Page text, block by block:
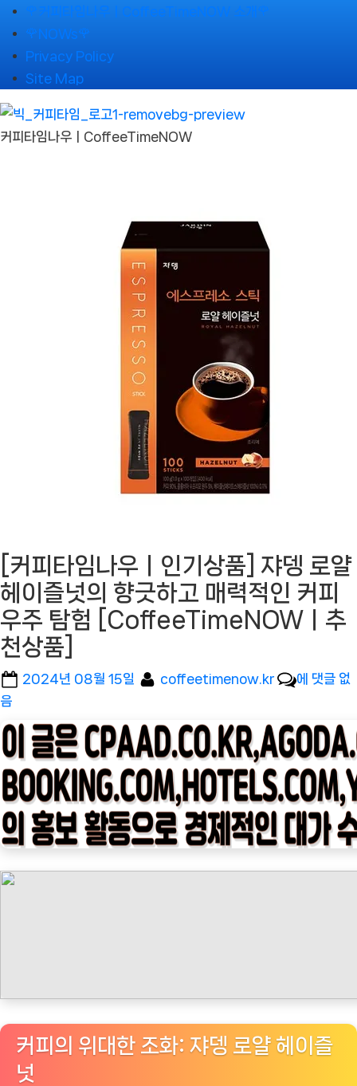
Skip
to
content
🌹커피타임나우ㅣCoffeeTimeNOW 소개🌹
🌹NOWs🌹
Privacy Policy
Site Map
커피타임나우ㅣCoffeeTimeNOW
[커피타임나우ㅣ인기상품] 쟈뎅 로얄
헤이즐넛의 향긋하고 매력적인 커피
우주 탐험 [CoffeeTimeNOWㅣ추
천상품]
Posted
2024년 08월 15일 By
coffeetimenow.kr
[커
타
임
나
우
ㅣ
인
이
즐
에 댓글 없
음
커피의 위대한 조화: 쟈뎅 로얄 헤이즐
넛